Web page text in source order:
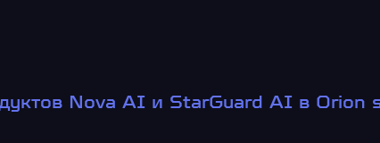
Nova AI и StarGuard AI в Orion